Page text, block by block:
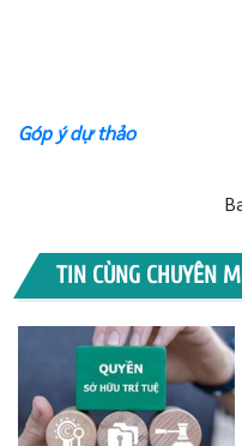
Góp ý dự thảo
TIN CÙNG CHUYÊN